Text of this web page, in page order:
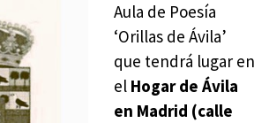
Aula de Poesía
‘Orillas de Ávila’
que tendrá lugar en
el Hogar de Ávila
en Madrid (calle